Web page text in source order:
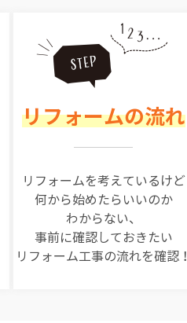
リフォームの流れ
リフォームを考えているけど
何から始めたらいいのか
わからない、
事前に確認しておきたい
リフォーム工事の流れを確認！